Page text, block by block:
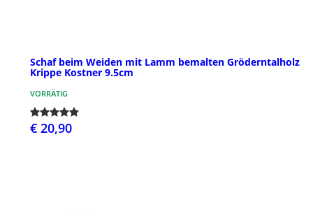
Schaf beim Weiden mit Lamm bemalten Gröderntalholz
Krippe Kostner 9.5cm
VORRÄTIG
€ 20,90